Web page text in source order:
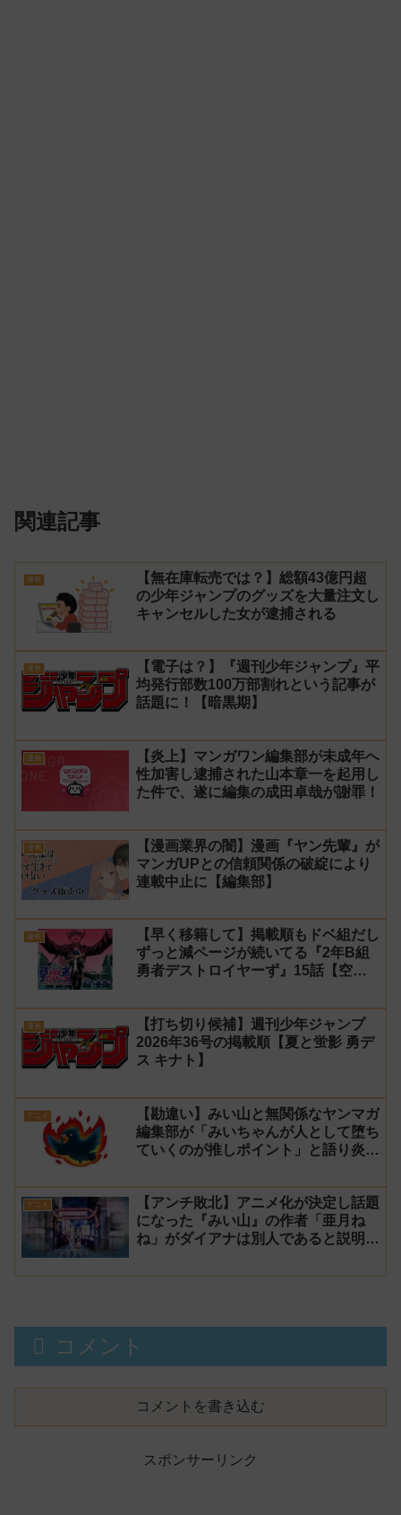
関連記事
漫画
【無在庫転売では？】総額43億円超
の少年ジャンプのグッズを大量注文し
キャンセルした女が逮捕される
漫画
【電子は？】『週刊少年ジャンプ』平
均発行部数100万部割れという記事が
話題に！【暗黒期】
漫画
【炎上】マンガワン編集部が未成年へ
性加害し逮捕された山本章一を起用し
た件で、遂に編集の成田卓哉が謝罪！
漫画
【漫画業界の闇】漫画『ヤン先輩』が
マンガUPとの信頼関係の破綻により
連載中止に【編集部】
漫画
【早く移籍して】掲載順もドベ組だし
ずっと減ページが続いてる『2年B組
勇者デストロイヤーず』15話【空
漫画
【打ち切り候補】週刊少年ジャンプ
2026年36号の掲載順【夏と蛍影 勇デ
ス キナト】
アニメ
【勘違い】みい山と無関係なヤンマガ
編集部が「みいちゃんが人として堕ち
ていくのが推しポイント」と語り炎上
ス】
アニメ
【アンチ敗北】アニメ化が決定し話題
になった『みい山』の作者「亜月ね
ね」がダイアナは別人であると説明し
コメント
コメントを書き込む
スポンサーリンク